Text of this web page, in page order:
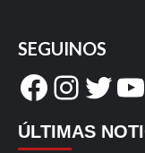
SEGUINOS
Facebook
ÚLTIMAS